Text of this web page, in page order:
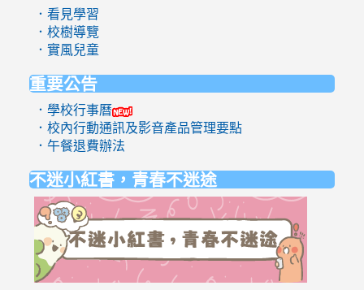
．看見學習
．校樹導覽
．實風兒童
重要公告
．學校行事曆
．校內行動通訊及影音產品管理要點
．午餐退費辦法
不迷小紅書，青春不迷途